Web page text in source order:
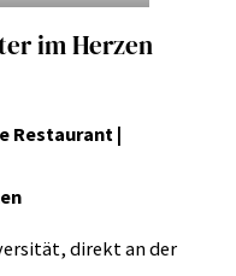
im Herzen
Restaurant |
direkt an der